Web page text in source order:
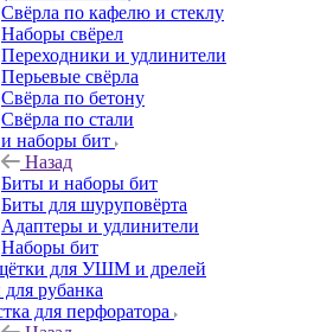
Свёрла по кафелю и стеклу
Наборы свёрел
Переходники и удлинители
Перьевые свёрла
Свёрла по бетону
Свёрла по стали
наборы бит
Назад
Биты и наборы бит
Биты для шуруповёрта
Адаптеры и удлинители
Наборы бит
для УШМ и дрелей
рубанка
для перфоратора